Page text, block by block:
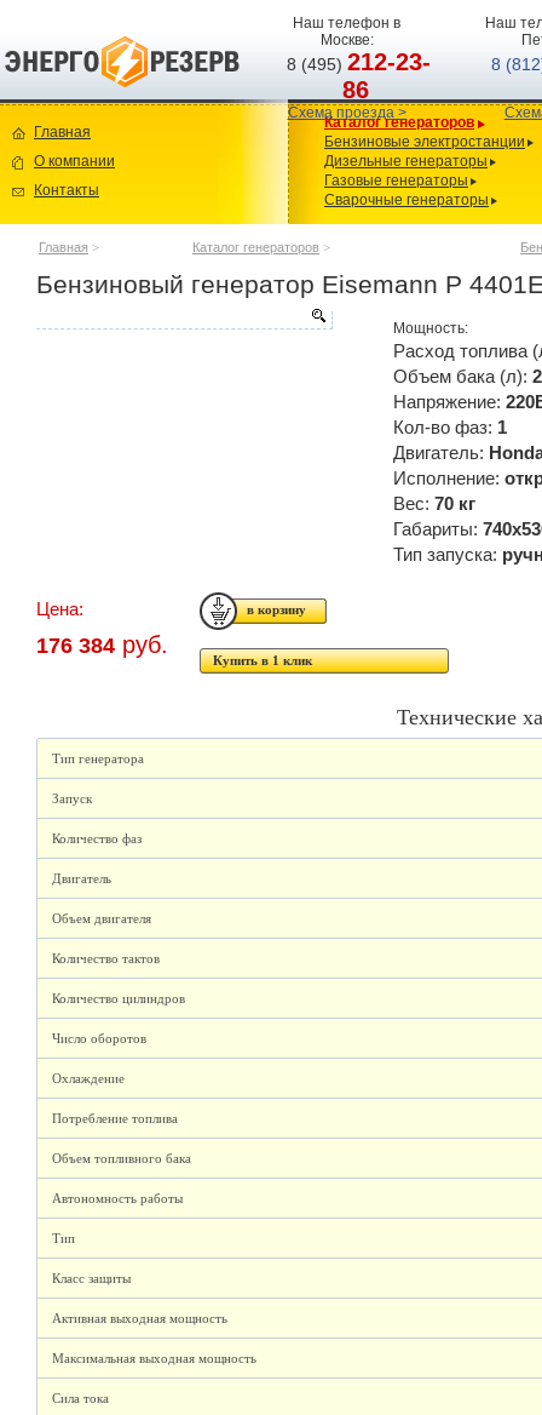
Наш телефон в
Москве:
8 (495)212-23-
86
Схема проезда >
Наш
8
Главная
О компании
Контакты
Каталог генераторов
Бензиновые электростанции
Дизельные генераторы
Газовые генераторы
Сварочные генераторы
Главная > Каталог генераторов >
Бензиновый генератор Eisemann P
Мощность:
Расход топлива
Объем бака (л):
Напряжение:
Кол-во фаз: 1
Двигатель:
Исполнение:
Вес: 70 кг
Габариты:
Тип запуска:
Цена:
176 384 руб.
Купить в 1 клик
Технические
Тип генератора
Запуск
Количество фаз
Двигатель
Объем двигателя
Количество тактов
Количество цилиндров
Число оборотов
Охлаждение
Потребление топлива
Объем топливного бака
Автономность работы
Тип
Класс защиты
Активная выходная мощность
Максимальная выходная мощность
Сила тока